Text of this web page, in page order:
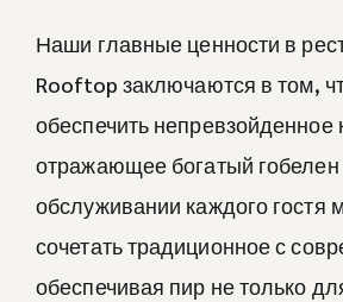
Наши главные ценности в
Rooftop заключаются в том,
обеспечить непревзойденное
отражающее богатый
обслуживании каждого гостя
сочетать традиционное с
обеспечивая пир не только